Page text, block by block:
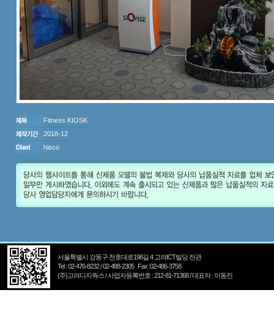
Fitness KIOSK
2018-12
hisco
서울특별시 강동구 천호대로198길 4 고려ICT빌딩 전관
Tel : 02-476-8232 / 02-488-2305 Fax :02-486-3758
(주)고려디지웍스 / 사업자등록번호 : 212-81-71368 / 대표자 : 이동진